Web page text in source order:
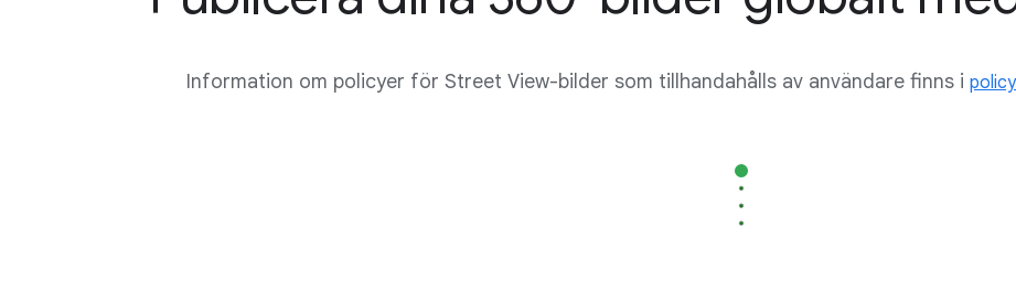
Information om policyer för Street View-bilder som tillhandahålls av användare finns i